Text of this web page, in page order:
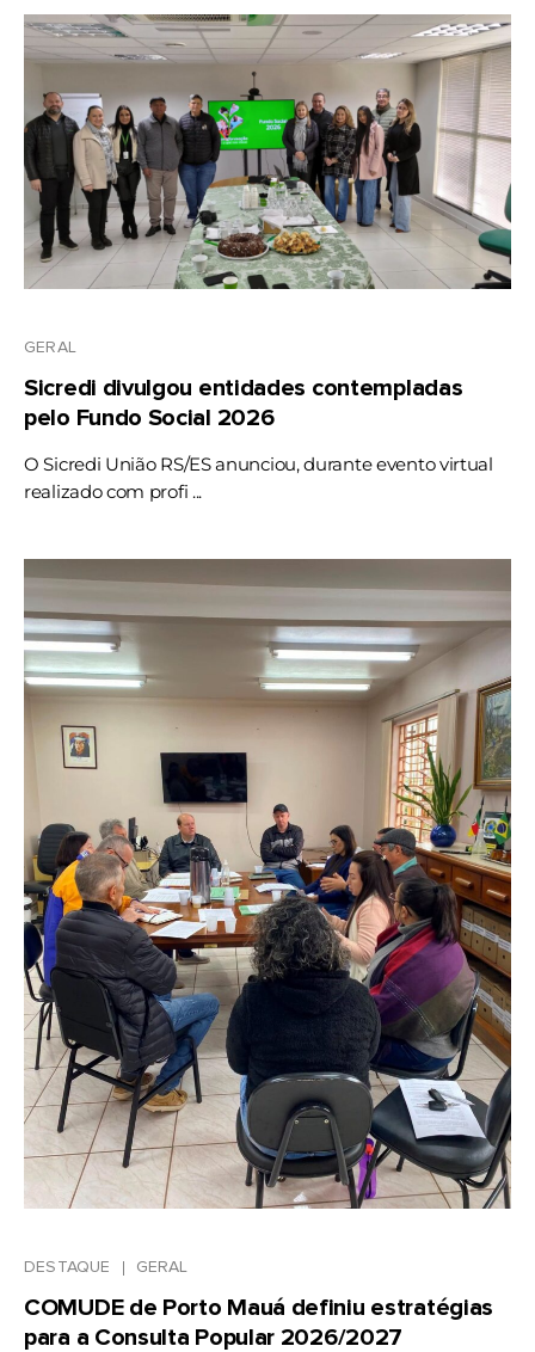
GERAL
Sicredi divulgou entidades contempladas
pelo Fundo Social 2026
O Sicredi União RS/ES anunciou, durante evento virtual
realizado com profi ...
DESTAQUE GERAL
COMUDE de Porto Mauá definiu estratégias
para a Consulta Popular 2026/2027